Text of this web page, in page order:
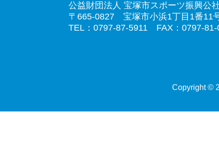
公益財団法人 宝塚市スポーツ振興公
〒665-0827 宝塚市小浜1丁目1番11
TEL：0797-87-5911 FAX：0797-81-
Copyright ©